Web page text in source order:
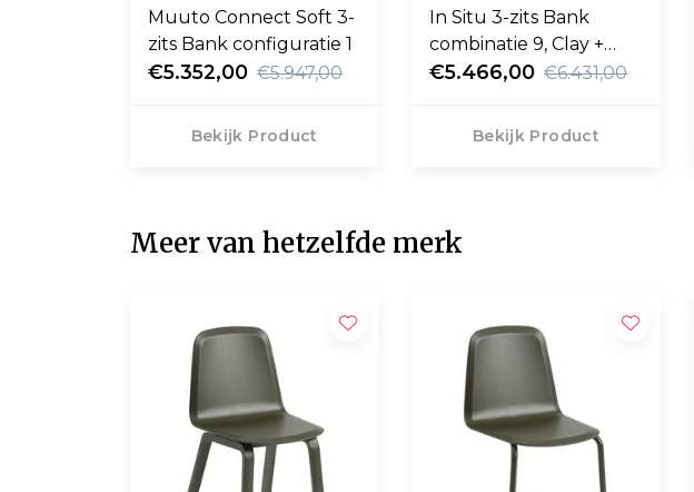
Muuto Connect Soft 3-
zits Bank configuratie 1
€5.352,00 €5.947,00
Bekijk Product
In Situ 3-zits Bank
combinatie 9, Clay +
kussens
€5.466,00 €6.431,00
Bekijk Product
Meer van hetzelfde merk